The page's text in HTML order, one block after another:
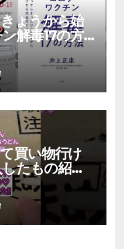
きょうから始
解毒17の方
買い物行け
たもの紹